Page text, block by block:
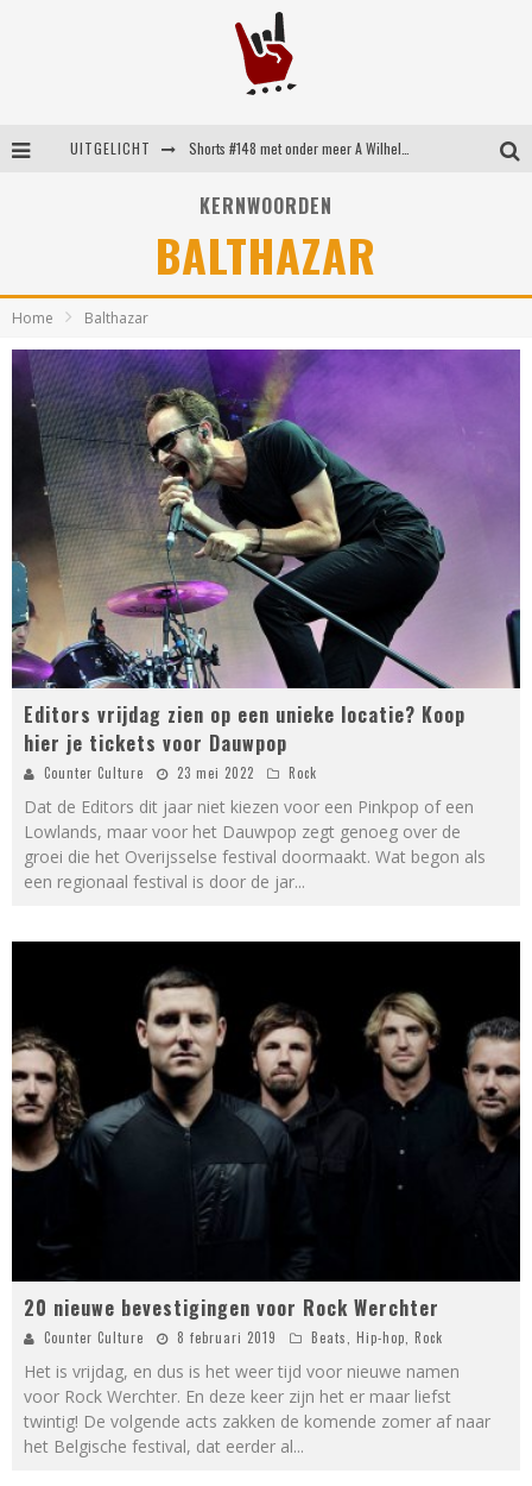
UITGELICHT
Shorts #149 met onder meer No Cure, Eva Under Fire, The Hu en Sleeping With Sirens
KERNWOORDEN
BALTHAZAR
Home Balthazar
Editors vrijdag zien op een unieke locatie? Koop
hier je tickets voor Dauwpop
Counter Culture 23 mei 2022 Rock
Dat de Editors dit jaar niet kiezen voor een Pinkpop of een
Lowlands, maar voor het Dauwpop zegt genoeg over de
groei die het Overijsselse festival doormaakt. Wat begon als
een regionaal festival is door de jar...
20 nieuwe bevestigingen voor Rock Werchter
Counter Culture 8 februari 2019 Beats Hip-hop Rock
Het is vrijdag, en dus is het weer tijd voor nieuwe namen
voor Rock Werchter. En deze keer zijn het er maar liefst
twintig! De volgende acts zakken de komende zomer af naar
het Belgische festival, dat eerder al...